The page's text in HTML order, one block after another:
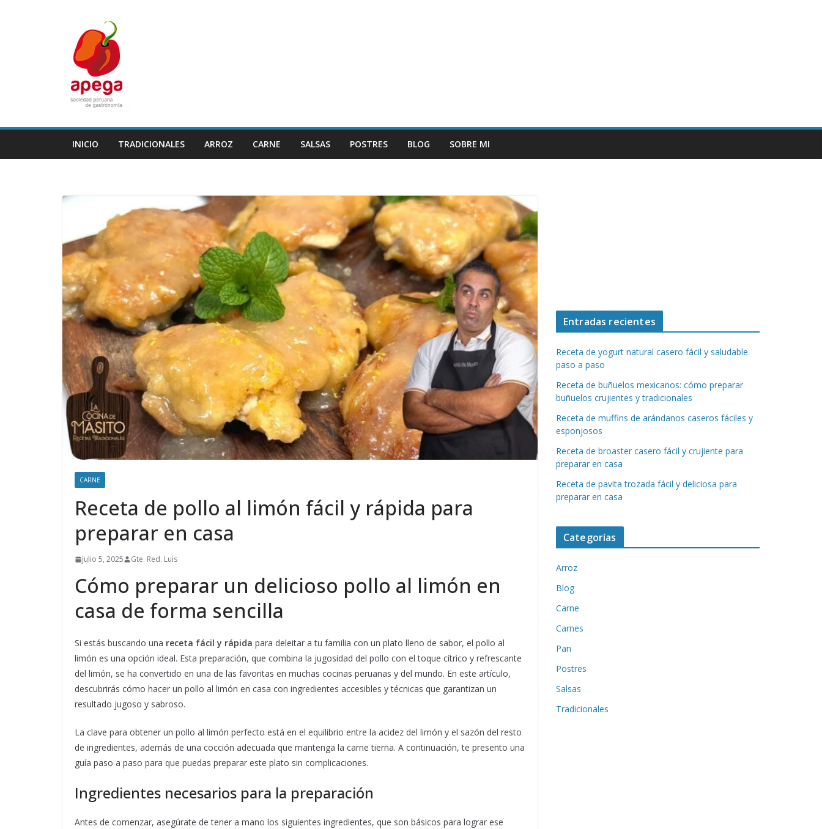
INICIO TRADICIONALES ARROZ CARNE SALSAS POSTRES BLOG SOBRE MI
CARNE
Receta de pollo al limón fácil y rápida para
preparar en casa
julio 5, 2025 Gte. Red. Luis
Cómo preparar un delicioso pollo al limón en
casa de forma sencilla
Si estás buscando una receta fácil y rápida para deleitar a tu familia con un plato lleno de sabor, el pollo al
limón es una opción ideal. Esta preparación, que combina la jugosidad del pollo con el toque cítrico y refrescante
del limón, se ha convertido en una de las favoritas en muchas cocinas peruanas y del mundo. En este artículo,
descubrirás cómo hacer un pollo al limón en casa con ingredientes accesibles y técnicas que garantizan un
resultado jugoso y sabroso.
La clave para obtener un pollo al limón perfecto está en el equilibrio entre la acidez del limón y el sazón del resto
de ingredientes, además de una cocción adecuada que mantenga la carne tierna. A continuación, te presento una
guía paso a paso para que puedas preparar este plato sin complicaciones.
Ingredientes necesarios para la preparación
Antes de comenzar, asegúrate de tener a mano los siguientes ingredientes, que son básicos para lograr ese
Entradas recientes
Receta de yogurt natural casero fácil y saludable
paso a paso
Receta de buñuelos mexicanos: cómo preparar
buñuelos crujientes y tradicionales
Receta de muffins de arándanos caseros fáciles y
esponjosos
Receta de broaster casero fácil y crujiente para
preparar en casa
Receta de pavita trozada fácil y deliciosa para
preparar en casa
Categorías
Arroz
Blog
Carne
Carnes
Pan
Postres
Salsas
Tradicionales